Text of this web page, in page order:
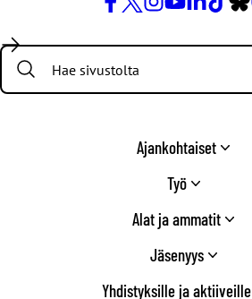
/
Twitter
Search:
Ajankohtaiset
Työ
Alat ja ammatit
Jäsenyys
Yhdistyksille ja aktiiveille